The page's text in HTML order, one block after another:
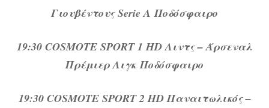
Γιουβέντους Serie A Ποδόσφαιρο
19:30 COSMOTE SPORT 1 HD Λιντς – Άρσεναλ
Πρέμιερ Λιγκ Ποδόσφαιρο
19:30 COSMOTE SPORT 2 HD Παναιτωλικός –